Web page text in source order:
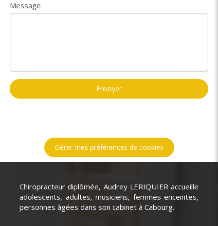
Message
Envoyer
Gérer mes préférences de cookies
Chiropracteur diplômée, Audrey LERIQUIER accueille
adolescents, adultes, musiciens, femmes enceintes,
personnes âgées dans son cabinet à Cabourg.